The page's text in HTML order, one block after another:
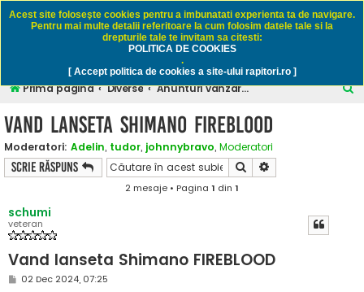
Rapitori.ro - Pescuit sportiv
Prima pagină Diverse Anunturi vanzare / cumparare - numai pescuit
C
Vand lanseta Shimano FIREBLOOD
Moderatori: Adelin, tudor, johnnybravo, Moderatori
Scrie răspuns Căutare
2 mesaje • Pagina 1 din 1
schumi
veteran
Vand lanseta Shimano FIREBLOOD
M
02 Dec 2024, 07:25
Acest site foloseşte cookies pentru a imbunatati experienta ta de navigare.
Pentru mai multe detalii referitoare la cum folosim datele tale si la
drepturile tale te invitam sa citesti:
POLITICA DE COOKIES
.
[ Accept politica de cookies a site-ului rapitori.ro ]